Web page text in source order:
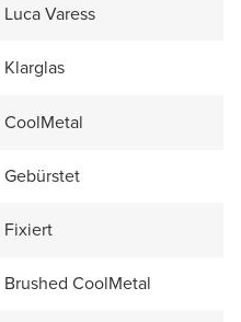
Luca Varess
Klarglas
CoolMetal
Gebürstet
Fixiert
Brushed CoolMetal